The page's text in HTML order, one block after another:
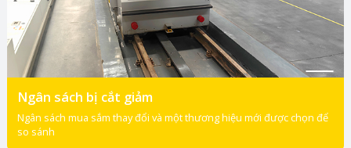
Ngân sách bị cắt giảm
Ngân sách mua sắm thay đổi và một thương hiệu mới được chọn để
so sánh